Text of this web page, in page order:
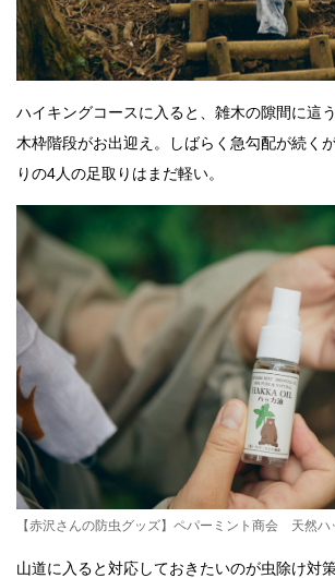
ハイキングコースに入ると、雑木の隙間に這
木枠階段がお出迎え。しばらく急勾配が続く
りの4人の足取りはまだ軽い。
【赤沢さんの防虫グッズ】ペパーミント商会 天然
山道に入ると対応しておきたいのが虫除け対